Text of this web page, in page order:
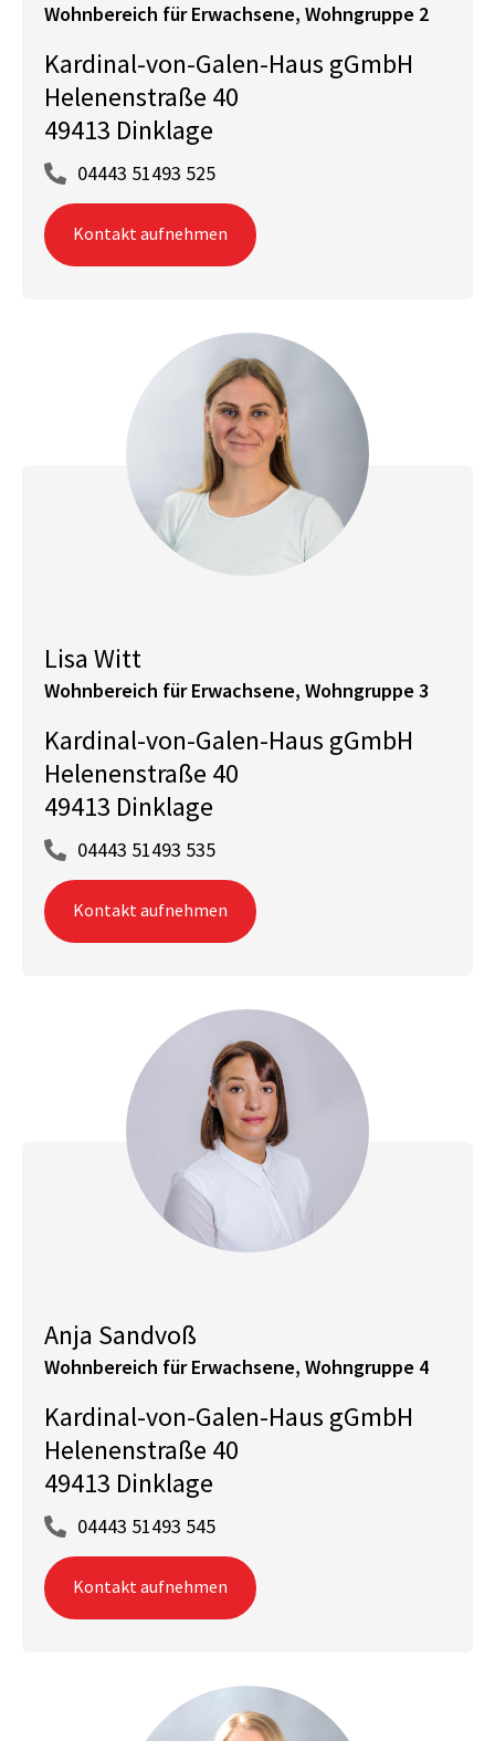
Wohnbereich für Erwachsene, Wohngruppe 2
Kardinal-von-Galen-Haus gGmbH
Helenenstraße 40
49413 Dinklage
04443 51493 525
Kontakt aufnehmen
Lisa Witt
Wohnbereich für Erwachsene, Wohngruppe 3
Kardinal-von-Galen-Haus gGmbH
Helenenstraße 40
49413 Dinklage
04443 51493 535
Kontakt aufnehmen
Anja Sandvoß
Wohnbereich für Erwachsene, Wohngruppe 4
Kardinal-von-Galen-Haus gGmbH
Helenenstraße 40
49413 Dinklage
04443 51493 545
Kontakt aufnehmen